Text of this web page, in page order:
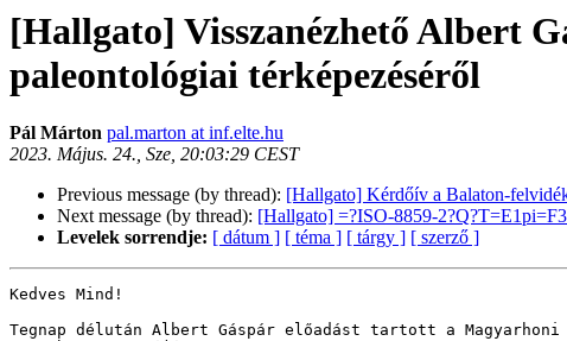
[Hallgato] Visszanézhető Albert
paleontológiai térképezéséről
Pál Márton pal.marton at inf.elte.hu
2023. Május. 24., Sze, 20:03:29 CEST
Previous message (by thread): [Hallgato] Kérdőív a Balaton-
Next message (by thread): [Hallgato] =?ISO-8859-
Levelek sorrendje: [ dátum ] [ téma ] [ tárgy ] [ szerző ]
Kedves Mind!
Tegnap délután Albert Gáspár előadást tartott a